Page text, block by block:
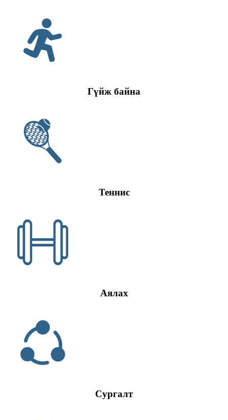
Гүйж байна
Теннис
Аялах
Сургалт